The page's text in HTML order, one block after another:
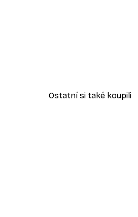
Ostatní si také koupili